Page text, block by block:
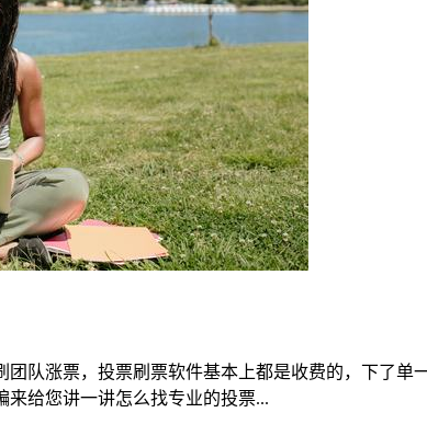
队涨票，投票刷票软件基本上都是收费的，下了
给您讲一讲怎么找专业的投票...